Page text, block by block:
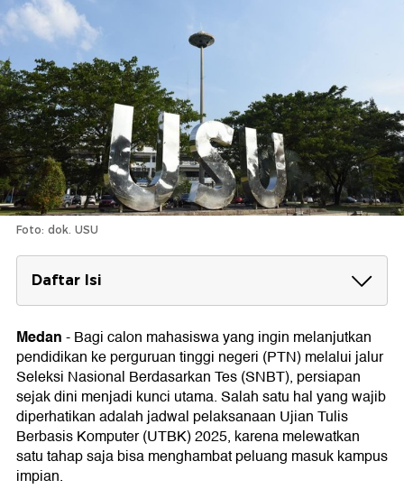
Foto: dok. USU
Daftar Isi
Rincian Tanggal Penting UTBK SNBT
Medan-Bagi calon mahasiswa yang ingin melanjutkan
pendidikan ke perguruan tinggi negeri (PTN) melalui jalur
Seleksi Nasional Berdasarkan Tes (SNBT), persiapan
sejak dini menjadi kunci utama. Salah satu hal yang wajib
diperhatikan adalah jadwal pelaksanaan Ujian Tulis
Berbasis Komputer (UTBK) 2025, karena melewatkan
satu tahap saja bisa menghambat peluang masuk kampus
impian.